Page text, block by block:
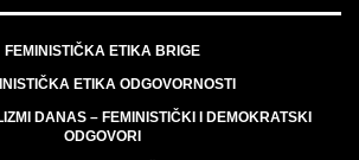
FEMINISTIČKA ETIKA BRIGE
ETIKA ODGOVORNOSTI
DANAS – FEMINISTIČKI I DEMOKRATSKI
ODGOVORI